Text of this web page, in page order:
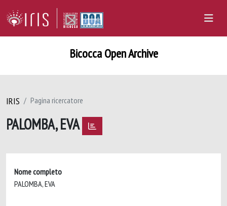
Bicocca Open Archive
IRIS Pagina ricercatore
PALOMBA, EVA
Nome completo
PALOMBA, EVA